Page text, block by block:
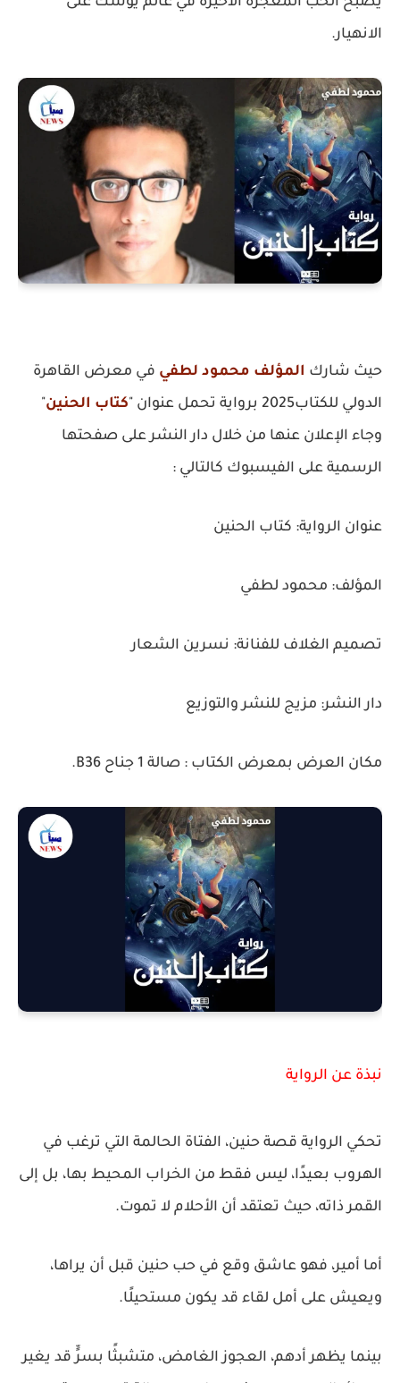
الانهيار.
حيث شارك المؤلف محمود لطفي في معرض القاهرة
الدولي للكتاب2025 برواية تحمل عنوان "
كتاب الحنين"
وجاء الإعلان عنها من خلال دار النشر على صفحتها
الرسمية على الفيسبوك كالتالي :
عنوان الرواية: كتاب الحنين
المؤلف: محمود لطفي
تصميم الغلاف للفنانة: نسرين الشعار
دار النشر: مزيج للنشر والتوزيع
مكان العرض بمعرض الكتاب : صالة 1 جناح B36.
نبذة عن الرواية
تحكي الرواية قصة حنين، الفتاة الحالمة التي ترغب في
الهروب بعيدًا، ليس فقط من الخراب المحيط بها، بل إلى
القمر ذاته، حيث تعتقد أن الأحلام لا تموت.
أما أمير، فهو عاشق وقع في حب حنين قبل أن يراها،
ويعيش على أمل لقاء قد يكون مستحيلًا.
بينما يظهر أدهم، العجوز الغامض، متشبثًا بسرٍّ قد يغير